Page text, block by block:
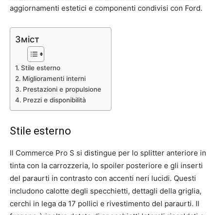
aggiornamenti estetici e componenti condivisi con Ford.
Зміст
Stile esterno
Miglioramenti interni
Prestazioni e propulsione
Prezzi e disponibilità
Stile esterno
Il Commerce Pro S si distingue per lo splitter anteriore in
tinta con la carrozzeria, lo spoiler posteriore e gli inserti
del paraurti in contrasto con accenti neri lucidi. Questi
includono calotte degli specchietti, dettagli della griglia,
cerchi in lega da 17 pollici e rivestimento del paraurti. Il